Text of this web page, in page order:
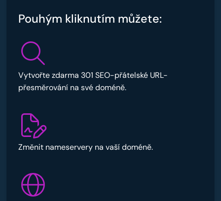
Pouhým kliknutím můžete:
Vytvořte zdarma 301 SEO-přátelské URL-
přesměrování na své doméně.
Změnit nameservery na vaší doméně.